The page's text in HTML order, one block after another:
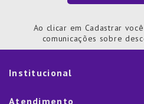
Ao clicar em Cadastrar
comunicações sobre
Institucional
História
Atendimento